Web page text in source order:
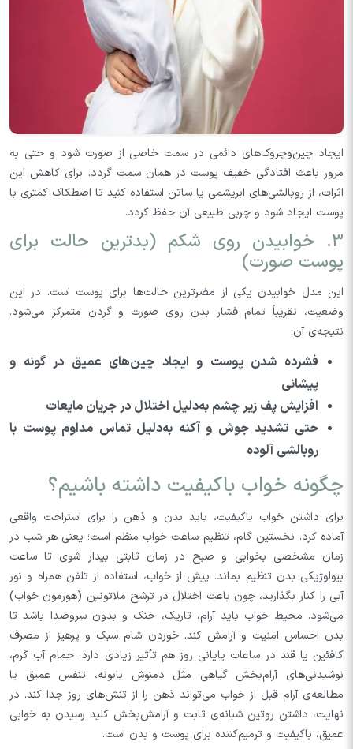
ایجاد چین‌وچروک‌های دائمی در سمت خاصی از صورت شود و حتی به
مرور باعث افتادگی خفیف پوست در همان سمت گردد. برای کاهش این
اثرات، از روبالشی‌های ابریشمی یا ساتن استفاده کنید تا اصطکاک کمتری با
پوست ایجاد شود و چربی طبیعی آن حفظ گردد.
۳. خوابیدن روی شکم (بدترین حالت برای
پوست صورت)
این مدل خوابیدن یکی از مضرترین حالت‌ها برای پوست است. در این
وضعیت، تقریباً تمام فشار بدن روی صورت و گردن متمرکز می‌شود.
نتیجه‌ی آن:
فشرده شدن پوست و ایجاد چین‌های عمیق در گونه و
پیشانی
افزایش پف زیر چشم به‌دلیل اختلال در جریان مایعات
حتی تشدید جوش و آکنه به‌دلیل تماس مداوم پوست با
روبالشی آلوده
چگونه خواب باکیفیت داشته باشیم؟
برای داشتن خواب باکیفیت، باید بدن و ذهن را برای استراحت واقعی
آماده کرد. نخستین گام، تنظیم ساعت خواب منظم است؛ یعنی هر شب در
زمان مشخصی بخوابی و صبح در زمان ثابتی بیدار شوی تا ساعت
بیولوژیکی بدن تنظیم بماند. پیش از خواب، استفاده از تلفن همراه و نور
آبی را کنار بگذارید، چون باعث اختلال در ترشح ملاتونین (هورمون خواب)
می‌شود. محیط خواب باید آرام، تاریک، خنک و بدون سروصدا باشد تا
بدن احساس امنیت و آرامش کند. خوردن شام سبک و پرهیز از مصرف
کافئین یا قند در ساعات پایانی روز هم تأثیر زیادی دارد. حمام آب گرم،
نوشیدنی‌های آرام‌بخش گیاهی مثل دمنوش بابونه، تنفس عمیق یا
مطالعه‌ی آرام قبل از خواب می‌تواند ذهن را از تنش‌های روز جدا کند. در
نهایت، داشتن روتین شبانه‌ی ثابت و آرامش‌بخش کلید رسیدن به خوابی
عمیق، باکیفیت و ترمیم‌کننده برای پوست و بدن است.